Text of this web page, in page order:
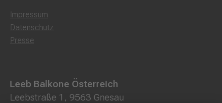
Impressum
Datenschutz
Presse
Leeb Balkone Österreich
Leebstraße 1, 9563 Gnesau